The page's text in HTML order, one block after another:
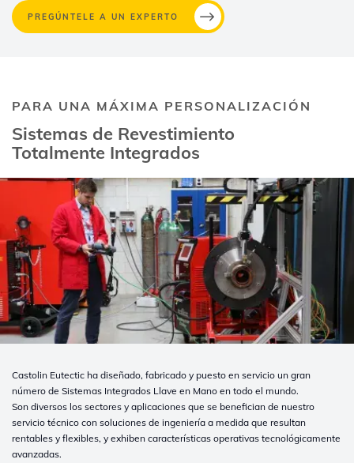
PREGÚNTELE A UN EXPERTO
PARA UNA MÁXIMA PERSONALIZACIÓN
Sistemas de Revestimiento
Totalmente Integrados
Castolin Eutectic ha diseñado, fabricado y puesto en servicio un gran
número de Sistemas Integrados Llave en Mano en todo el mundo.
Son diversos los sectores y aplicaciones que se benefician de nuestro
servicio técnico con soluciones de ingeniería a medida que resultan
rentables y flexibles, y exhiben características operativas tecnológicamente
avanzadas.